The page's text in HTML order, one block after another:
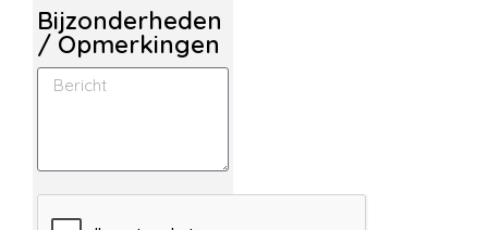
Bijzonderheden
/ Opmerkingen